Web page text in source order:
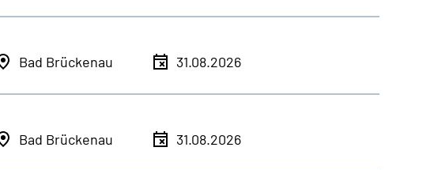
Bad Brückenau 31.08.2026
Bad Brückenau 31.08.2026